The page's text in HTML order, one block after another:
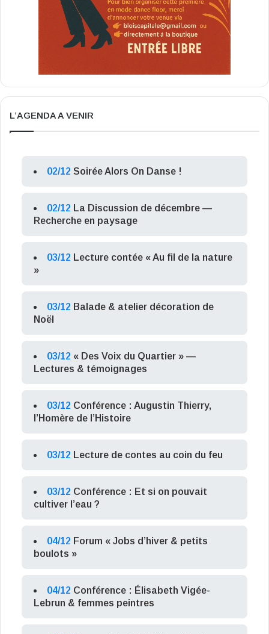
L’AGENDA A VENIR
02/12 Soirée Alors On Danse !
02/12 La Discussion de décembre —
Recherche en paysage
03/12 Lecture contée « Au fil de la nature
»
03/12 Balade & atelier décoration de
Noël
03/12 « Des Voix du Quartier » —
Lectures & témoignages
03/12 Conférence : Augustin Thierry,
l’Homère de l’Histoire
03/12 Lecture de contes au coin du feu
03/12 Conférence : Et si on pouvait
cultiver l’eau ?
04/12 Forum « Jobs d’hiver & petits
boulots »
04/12 Conférence : Élisabeth Vigée-
Lebrun & femmes peintres